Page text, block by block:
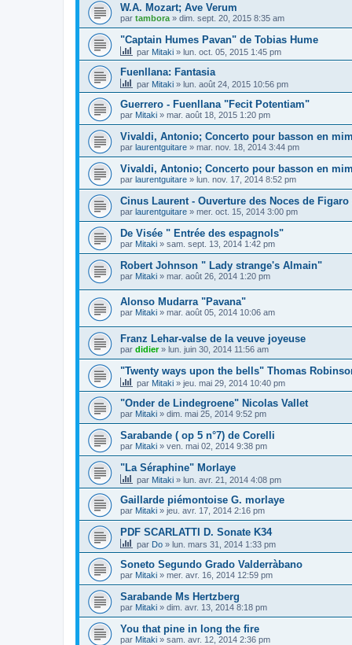
W.A. Mozart; Ave Verum
par tambora » dim. sept. 20, 2015 8:35 am
"Captain Humes Pavan" de Tobias Hume
par Mitaki » lun. oct. 05, 2015 1:45 pm
Fuenllana: Fantasia
par Mitaki » lun. août 24, 2015 10:56 pm
Guerrero - Fuenllana "Fecit Potentiam"
par Mitaki » mar. août 18, 2015 1:20 pm
Vivaldi, Antonio; Concerto pour basson en
par laurentguitare » mar. nov. 18, 2014 3:44 pm
Vivaldi, Antonio; Concerto pour basson en
par laurentguitare » lun. nov. 17, 2014 8:52 pm
Cinus Laurent - Ouverture des Noces de Figaro
par laurentguitare » mer. oct. 15, 2014 3:00 pm
De Visée " Entrée des espagnols"
par Mitaki » sam. sept. 13, 2014 1:42 pm
Robert Johnson " Lady strange's Almain"
par Mitaki » mar. août 26, 2014 1:20 pm
Alonso Mudarra "Pavana"
par Mitaki » mar. août 05, 2014 10:06 am
Franz Lehar-valse de la veuve joyeuse
par didier» lun. juin 30, 2014 11:56 am
"Twenty ways upon the bells" Thomas
par Mitaki » jeu. mai 29, 2014 10:40 pm
"Onder de Lindegroene" Nicolas Vallet
par Mitaki » dim. mai 25, 2014 9:52 pm
Sarabande ( op 5 n°7) de Corelli
par Mitaki » ven. mai 02, 2014 9:38 pm
"La Séraphine" Morlaye
par Mitaki » lun. avr. 21, 2014 4:08 pm
Gaillarde piémontoise G. morlaye
par Mitaki » jeu. avr. 17, 2014 2:16 pm
PDF SCARLATTI D. Sonate K34
par Do » lun. mars 31, 2014 1:33 pm
Soneto Segundo Grado Valderràbano
par Mitaki » mer. avr. 16, 2014 12:59 pm
Sarabande Ms Hertzberg
par Mitaki » dim. avr. 13, 2014 8:18 pm
You that pine in long the fire
par Mitaki » sam. avr. 12, 2014 2:36 pm